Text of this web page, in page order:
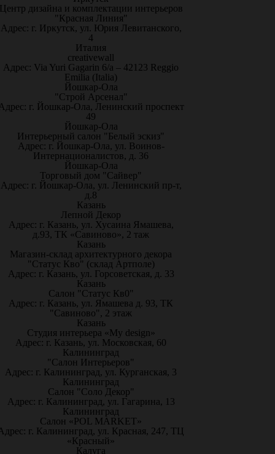
дизайна и комплектации интерьеров
"Красная Линия"
Адрес: г. Иркутск, ул. Юрия Левитанского,
4
Италия
creativewall
Адрес: Via Yuri Gagarin 6/a – 42123 Reggio
Emilia (Italia)
Йошкар-Ола
"Строй Арсенал"
г. Йошкар-Ола, Ленинский проспект
49
Йошкар-Ола
Интерьерный салон "Белый эскиз"
Адрес: г. Йошкар-Ола, ул. Воинов-
Интернационалистов, д. 36
Йошкар-Ола
Торговый дом "Сайвер"
Адрес: г. Йошкар-Ола, ул. Ленинский пр-т,
д.8
Казань
Лепной Декор
Адрес: г. Казань, ул. Хусаина Ямашева,
д.93, ТК «Савиново», 2 таж
Казань
Магазин-склад архитектурного декора
"Статус Кво" (склад Артполе)
Адрес: г. Казань, ул. Горсоветская, д. 33
Казань
Салон "Статус Кв0"
Адрес: г. Казань, ул. Ямашева д. 93, ТК
"Савиново", 2 этаж
Казань
Студия интерьера «My design»
Адрес: г. Казань, ул. Московская, 60
Калининград
"Салон Интерьеров"
Адрес: г. Калининград, ул. Курганская, 3
Калининград
Салон "Соло Декор"
Адрес: г. Калининград, ул. Гагарина, 13
Калининград
Салон «POL MARKET»
г. Калининград, ул. Красная, 247, ТЦ
«Красный»
Калуга